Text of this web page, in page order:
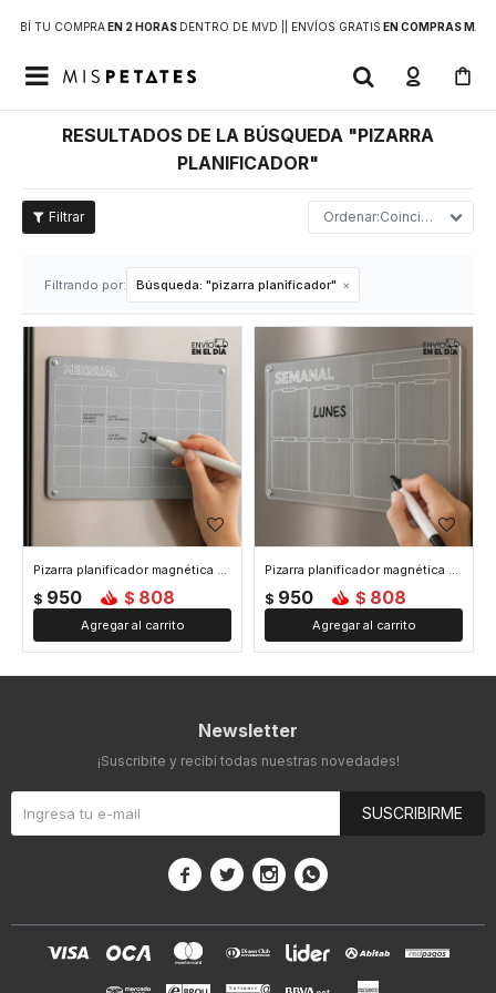
TU COMPRAEN 2 HORAS DENTRO DE MVD | | ENVÍOS GRATISEN COMPRAS

RESULTADOS DE LA BÚSQUEDA "PIZARRA
PLANIFICADOR"
Coincidencia
Filtrando por: Búsqueda: "pizarra planificador"
Pizarra planificador magnética acrílica mensual
$ 950 $ 808
Pizarra planificador magnética acrílica semanal
$ 950 $ 808
Newsletter
¡Suscribite y recibí todas nuestras novedades!
SUSCRIBIRME
   